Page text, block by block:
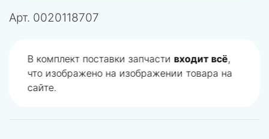
Арт. 0020118707
В комплект поставки запчасти входит всё,
что изображено на изображении товара на
сайте.